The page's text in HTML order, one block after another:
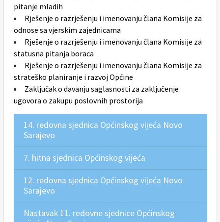
pitanje mladih
Rješenje o razrješenju i imenovanju člana Komisije za
odnose sa vjerskim zajednicama
Rješenje o razrješenju i imenovanju člana Komisije za
statusna pitanja boraca
Rješenje o razrješenju i imenovanju člana Komisije za
strateško planiranje i razvoj Općine
Zaključak o davanju saglasnosti za zaključenje
ugovora o zakupu poslovnih prostorija
14. redovna sjednica Općinskog vijeća Novo
Sarajevo
7. hitna sjednica Općinskog vijeća
12. redovna sjednica Općinskog vijeća Novo
Sarajevo
Nastavak 11. redovne sjednice Općinskog